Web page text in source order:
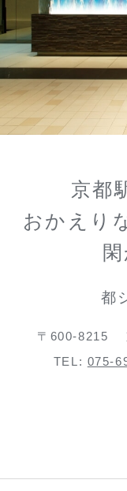
京都
おかえり
都
〒600-8215
TEL: 075-